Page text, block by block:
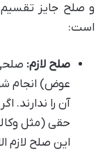
و صلح جایز
است:
صلح لازم:
عوض) انجام
آن را ندارند.
حقی (مثل
این صلح لازم